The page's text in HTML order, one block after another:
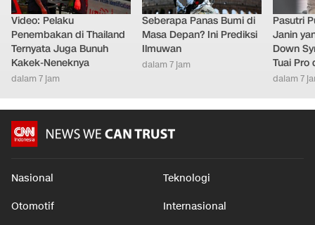
Video: Pelaku
Penembakan di Thailand
Ternyata Juga Bunuh
Kakek-Neneknya
dalam 7 jam
Seberapa Panas Bumi di
Masa Depan? Ini Prediksi
Ilmuwan
dalam 7 jam
Pasutri
Janin
Down
Tuai Pro
dalam 7
Nasional Teknologi
Otomotif Internasional